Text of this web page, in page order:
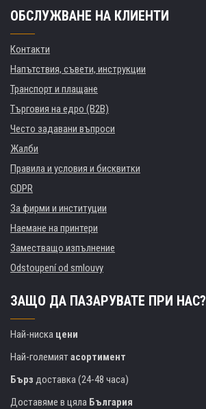
ОБСЛУЖВАНЕ НА КЛИЕНТИ
Контакти
Напътствия, съвети, инструкции
Транспорт и плащане
Търговия на едро (B2B)
Често задавани въпроси
Жалби
Правила и условия и бисквитки
GDPR
За фирми и институции
Наемане на принтери
Заместващо изпълнение
Odstoupení od smlouvy
ЗАЩО ДА ПАЗАРУВАТЕ ПРИ НАС?
Най-ниска цени
Най-големиятасортимент
Бърз доставка (24-48 часа)
Доставяме в цяла България